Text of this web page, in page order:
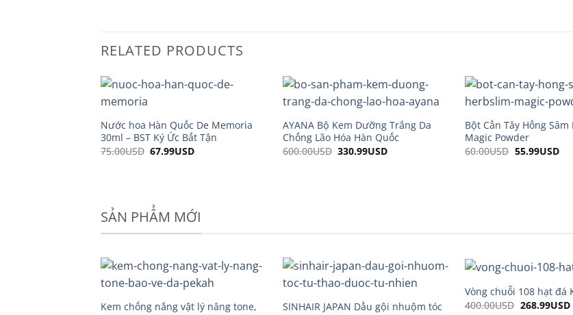
RELATED PRODUCTS
Nước hoa Hàn Quốc De Memoria
30ml – BST Ký Ức Bất Tận
75.00USD Original
67.99USD
AYANA Bộ Kem Dưỡng Trắng Da
Chống Lão Hóa Hàn Quốc
600.00USD Original
330.99USD
Bột Cần Tây Hồng
Magic Powder
60.00USD Original
55.99USD
SẢN PHẨM MỚI
Kem chống nắng vật lý nâng tone,
SINHAIR JAPAN Dầu gội nhuộm tóc
Vòng chuỗi 108 hạt đá
400.00USD Original
268.99USD